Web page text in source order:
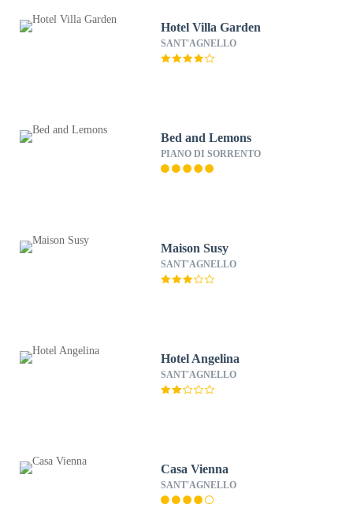
Hotel Villa Garden
SANT'AGNELLO
Bed and Lemons
PIANO DI SORRENTO
Maison Susy
SANT'AGNELLO
Hotel Angelina
SANT'AGNELLO
Casa Vienna
SANT'AGNELLO